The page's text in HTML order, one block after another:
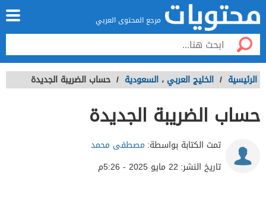
مرجع المحتوى العربي
الرئيسية / الخليج العربي ، السعودية / حساب الضريبة الجديدة
حساب الضريبة الجديدة
تمت الكتابة بواسطة: مصطفى محمد
تاريخ النشر: 22 مايو 2025 - 5:26م